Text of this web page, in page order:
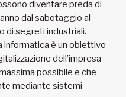
diventare preda di
dal sabotaggio al
di segreti industriali.
informatica è un obiettivo
dell’impresa
possibile e che
mediante sistemi